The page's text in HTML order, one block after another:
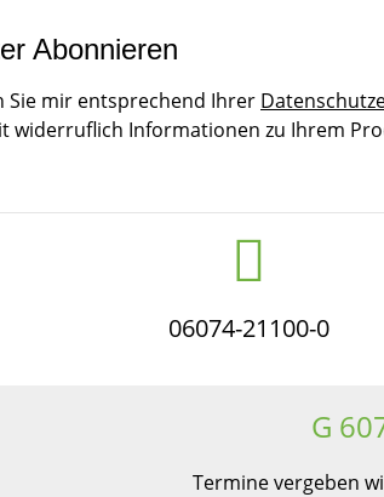
Abonnieren
Sie mir entsprechend Ihrer
widerruflich Informationen zu Ihrem
06074-21100-0
G
Termine vergeben